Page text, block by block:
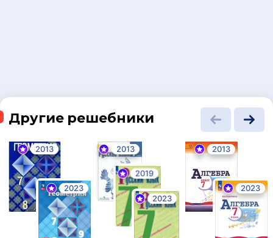
Другие решебники
2013
2023
2013
2019
2023
2013
2023